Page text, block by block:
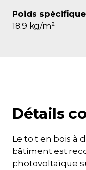
Poids spécifique
18.9 kg/m²
Détails
Le toit en bois à
bâtiment est
photovoltaïque